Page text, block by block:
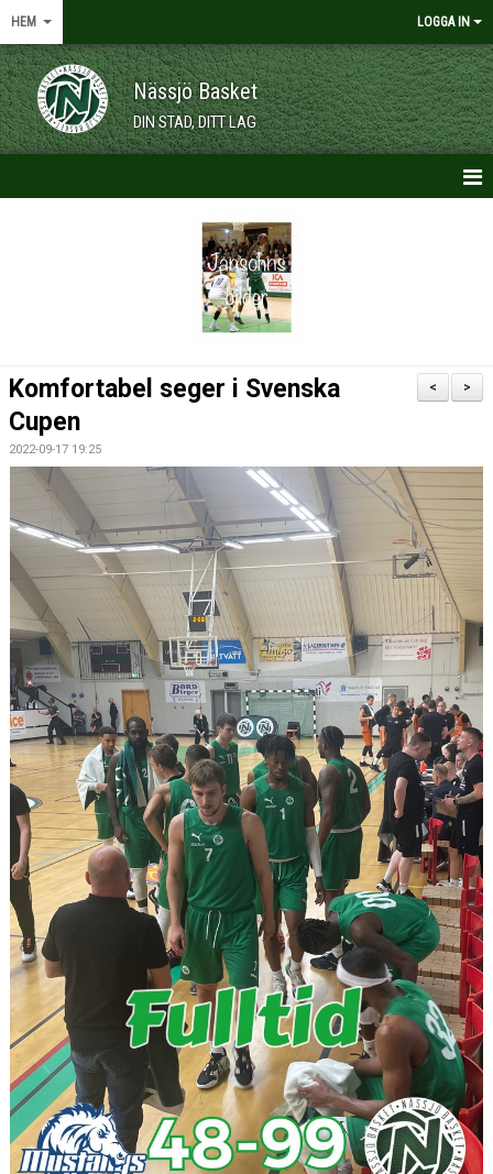
HEM LOGGA IN
Nässjö Basket
DIN STAD, DITT LAG
VÅRA LAG/TRÄNARE
UNGDOMSSEKTIONEN
MEDIA
ALF HÅKANSSONS MINNESFOND
>
<
Komfortabel seger i Svenska
Cupen
2022-09-17 19:25